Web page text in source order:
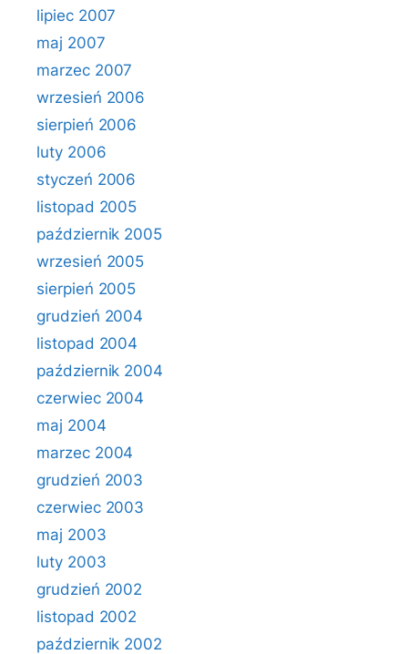
lipiec 2007
maj 2007
marzec 2007
wrzesień 2006
sierpień 2006
luty 2006
styczeń 2006
listopad 2005
październik 2005
wrzesień 2005
sierpień 2005
grudzień 2004
listopad 2004
październik 2004
czerwiec 2004
maj 2004
marzec 2004
grudzień 2003
czerwiec 2003
maj 2003
luty 2003
grudzień 2002
listopad 2002
październik 2002